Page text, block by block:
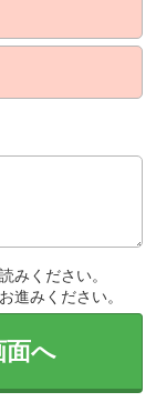
みください。
進みください。
面へ